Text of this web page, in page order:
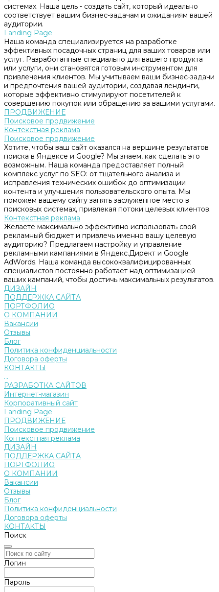
системах. Наша цель - создать сайт, который идеально
соответствует вашим бизнес-задачам и ожиданиям вашей
аудитории.
Landing Page
Наша команда специализируется на разработке
эффективных посадочных страниц для ваших товаров или
услуг. Разработанные специально для вашего продукта
или услуги, они становятся готовым инструментом для
привлечения клиентов. Мы учитываем ваши бизнес-задачи
и предпочтения вашей аудитории, создавая лендинги,
которые эффективно стимулируют посетителей к
совершению покупок или обращению за вашими услугами.
ПРОДВИЖЕНИЕ
Поисковое продвижение
Контекстная реклама
Поисковое продвижение
Хотите, чтобы ваш сайт оказался на вершине результатов
поиска в Яндексе и Google? Мы знаем, как сделать это
возможным. Наша команда предоставляет полный
комплекс услуг по SEO: от тщательного анализа и
исправления технических ошибок до оптимизации
контента и улучшения пользовательского опыта. Мы
поможем вашему сайту занять заслуженное место в
поисковых системах, привлекая потоки целевых клиентов.
Контекстная реклама
Желаете максимально эффективно использовать свой
рекламный бюджет и привлечь именно вашу целевую
аудиторию? Предлагаем настройку и управление
рекламными кампаниями в Яндекс.Директ и Google
AdWords. Наша команда высококвалифицированных
специалистов постоянно работает над оптимизацией
ваших кампаний, чтобы достичь максимальных результатов.
ДИЗАЙН
ПОДДЕРЖКА САЙТА
ПОРТФОЛИО
О КОМПАНИИ
Вакансии
Отзывы
Блог
Политика конфиденциальности
Договора оферты
КОНТАКТЫ
...
РАЗРАБОТКА САЙТОВ
Интернет-магазин
Корпоративный сайт
Landing Page
ПРОДВИЖЕНИЕ
Поисковое продвижение
Контекстная реклама
ДИЗАЙН
ПОДДЕРЖКА САЙТА
ПОРТФОЛИО
О КОМПАНИИ
Вакансии
Отзывы
Блог
Политика конфиденциальности
Договора оферты
КОНТАКТЫ
Поиск
Логин
Пароль